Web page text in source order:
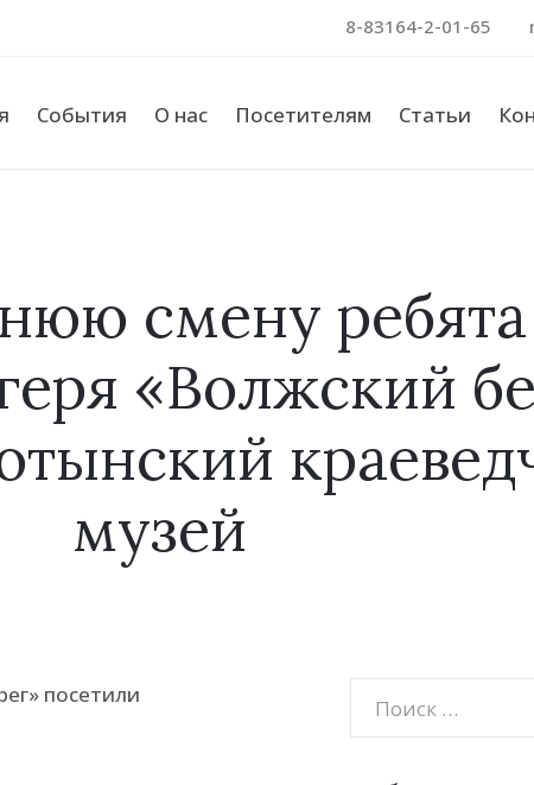
8-83164-2-01-65
События О нас Посетителям Статьи
смену
«Волжский
музей